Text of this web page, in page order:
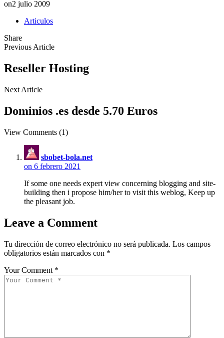
on2 julio 2009
Articulos
Share
Previous Article
Reseller Hosting
Next Article
Dominios .es desde 5.70 Euros
View Comments (1)
sbobet-bola.net
on 6 febrero 2021
If some one needs expert view concerning blogging and site-
building then i propose him/her to visit this weblog, Keep up
the pleasant job.
Leave a Comment
Tu dirección de correo electrónico no será publicada. Los campos
obligatorios están marcados con *
Your Comment *